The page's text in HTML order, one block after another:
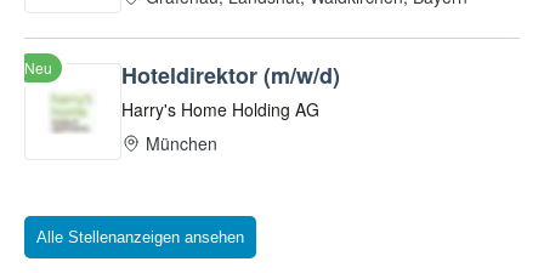
Alle Stellenanzeigen ansehen